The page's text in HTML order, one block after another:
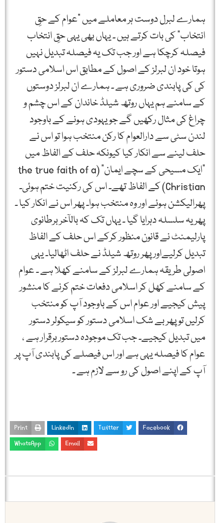
ہمارے لبرل دوست ہر معاملے میں "عوام کے حقِ
انتخاب” کی بات کرتے ہیں ۔ یہاں بھی یہی حقِ انتخاب
فیصلہ کرچکا ہے اور جب تک یہ فیصلہ تبدیل نہیں
ہوتا خود ان لبرلز کے اصول کے مطابق اس اسلامی دستور
کی کی پابندی ضروری ہے ۔ ہمارے ان لبرلز دوستوں
کے سامنے ہم یہاں روتھ شیلڈ خاندان کے اس چشم و
چراغ کی مثال رکھیں گے جو یہودی ہونے کے باوجود
لندن سٹی سے دارالعوام کا رکن منتخب ہوا تو اس نے
حلف لینے سے انکار کیا کیونکہ حلف کے الفاظ میں
"ایک مسیحی کے سچے ایمان” (the true faith of a
Christian) کے الفاظ تھے۔ اس کی رکنیت ختم ہوئی۔
پھرالیکشن ہوئے اور وہ منتخب ہوا۔ پھر اس نے انکار کیا ۔
پھر یہ سلسلہ دہرایا گیا ۔ یہاں تک کہ بالآخر برطانوی
پارلیمنٹ نے قانون منظور کرکے اس حلف کے الفاظ
تبدیل کرلیےاور پھر روتھ شیلڈ نے حلف اٹھالیا۔ یہی
اصولی طریقہ ہمارے لبرلز کے سامنے کھلا ہے ۔ عوام
کے سامنے کھل کر اسلامی دفعات ختم کرنے کا منشور
پیش کیجیے اور عوام اس کے باوجود آپ کو منتخب
کرلیں تو پھر بے شک اسلامی دستور کو سیکولر دستور
میں تبدیل کیجیے۔ جب تک موجودہ دستور برقرار ہے ،
عوام کا فیصلہ یہی ہے اور اس فیصلے کی پابندی آپ پر
آپ کے اپنے اصول کی رو سے لازم ہے ۔
Facebook
Twitter
LinkedIn
Print
Email
WhatsApp